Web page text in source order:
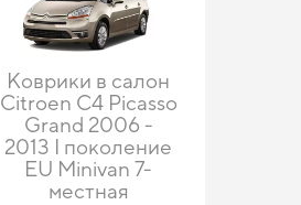
Коврики в салон
Citroen C4 Picasso
Grand 2006 -
2013 I поколение
EU Minivan 7-
местная